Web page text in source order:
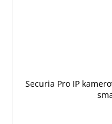
Securia Pro IP